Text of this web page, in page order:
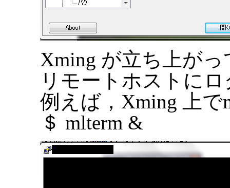
Xming が立ち上が
リモートホストに
例えば，Xming 上
＄ mlterm &